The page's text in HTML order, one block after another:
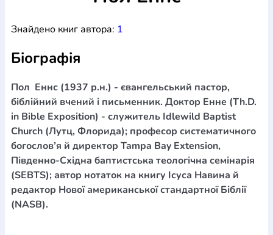
Шлюб і сім`я Юдаїзм
ПеріодикаАудіо Ручки кулькові
БлокнотиЩоденники / щотижневики
Навчальні мапиШкіряні виробиМагніти Металеві
виробиМіні-лампи НаклейкиНастільні ігриПакети
подарунковіПлакати Пластмасові вироби Хустки
Подарункові карткиРозвиваючі ігри РепринтиСвічки
Зошити
Фотокартини Чохли на Библії
Головні убори
Календарі
Канцелярскі товари
Комп`ютерні ігри
ЛистівкиСувенирна продукція Годинники Пазли
Книга в комплекті
За додатковою інформацією дзвоніть за номером:
Знайдено книг автора: 1
Біографія
Пол Еннс (1937 р.н.) - євангельський пастор,
біблійний вчений і письменник. Доктор Енне (Th.D.
in Bible Exposition) - служитель Idlewild Baptist
Church (Лутц, Флорида); професор систематичного
богослов’я й директор Tampa Bay Extension,
Південно-Східна баптистська теологічна семінарія
(SEBTS); автор нотаток на книгу Ісуса Навина й
редактор Нової американської стандартної Біблії
(NASB).